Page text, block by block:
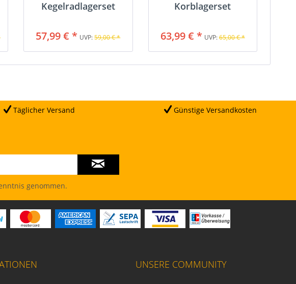
Kegelradlagerset
57,99 € * UVP:59,00 € *
Korblagerset
63,99 € * UVP:65,00 € *
Täglicher Versand Günstige Versandkosten
genommen.
UNSERE COMMUNITY